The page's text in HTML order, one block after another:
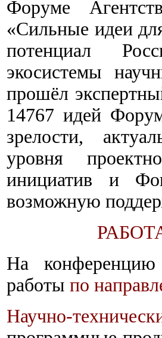
Форуме
«Сильные идеи
потенциал
экосистемы
прошёл
14767 идей
зрелости,
уровня
инициатив и
возможную
На конференцию
работы по
Научно-